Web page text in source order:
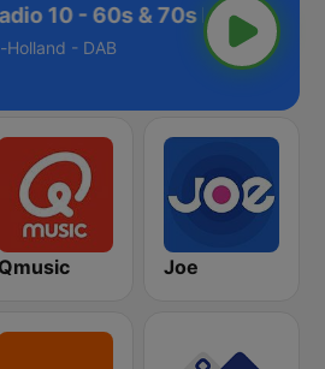
Holland - DAB
Qmusic Joe